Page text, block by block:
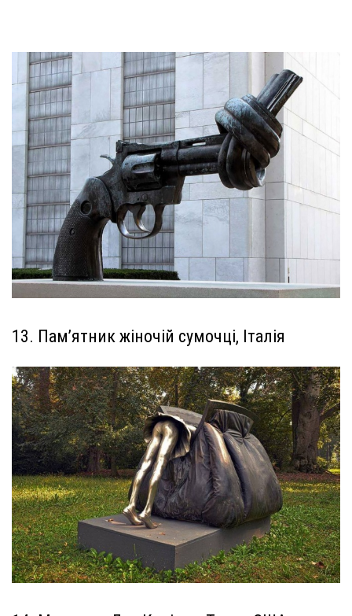
13. Пам’ятник жіночій сумочці, Італія